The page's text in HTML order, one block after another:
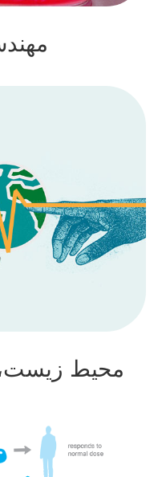
محیط زیست،